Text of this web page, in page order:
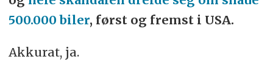
500.000 biler, først og fremst i USA.
Akkurat, ja.